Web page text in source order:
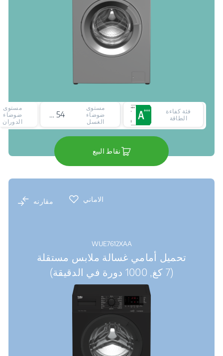
فئة كفاءة
الطاقة
مستوى
ضوضاء
الغسل
54 ديسيبل
مستوى
ضوضاء
الدوران
نقاط البيع
الاماني مقارنه
WUE7612XAA
تحميل أمامي غسالة ملابس مستقلة
(7 كغ, 1000 دورة في الدقيقة)